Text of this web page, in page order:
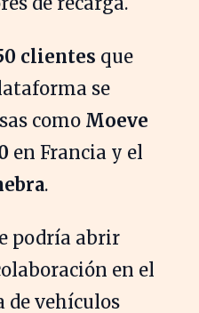
clientes que
se
como Moeve
en Francia y el
.
podría abrir
en el
de vehículos